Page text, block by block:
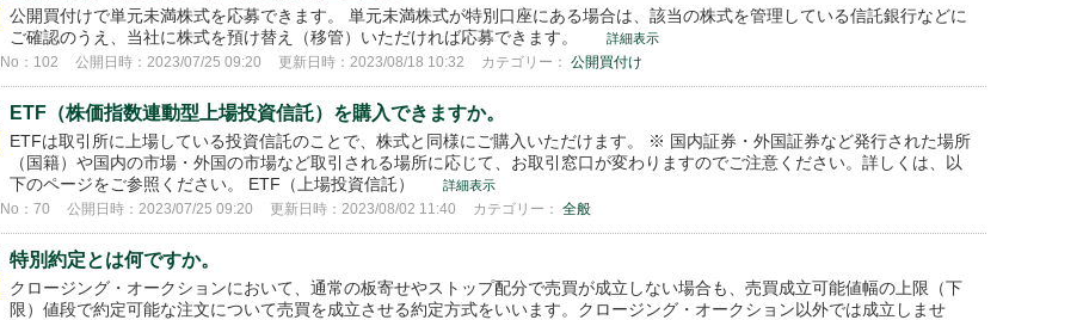
公開買付けで単元未満株式を応募できます。 単元未満株式が特別口座にある場合は、該当の株式を管理している信託銀行などに
ご確認のうえ、当社に株式を預け替え（移管）いただければ応募できます。
詳細表示
No：102 公開日時：2023/07/25 09:20 更新日時：2023/08/18 10:32 カテゴリー： 公開買付け
ETF（株価指数連動型上場投資信託）を購入できますか。
ETFは取引所に上場している投資信託のことで、株式と同様にご購入いただけます。 ※ 国内証券・外国証券など発行された場所
（国籍）や国内の市場・外国の市場など取引される場所に応じて、お取引窓口が変わりますのでご注意ください。詳しくは、以
下のページをご参照ください。 ETF（上場投資信託）
詳細表示
No：70 公開日時：2023/07/25 09:20 更新日時：2023/08/02 11:40 カテゴリー： 全般
特別約定とは何ですか。
クロージング・オークションにおいて、通常の板寄せやストップ配分で売買が成立しない場合も、売買成立可能値幅の上限（下
限）値段で約定可能な注文について売買を成立させる約定方式をいいます。クロージング・オークション以外では成立しませ